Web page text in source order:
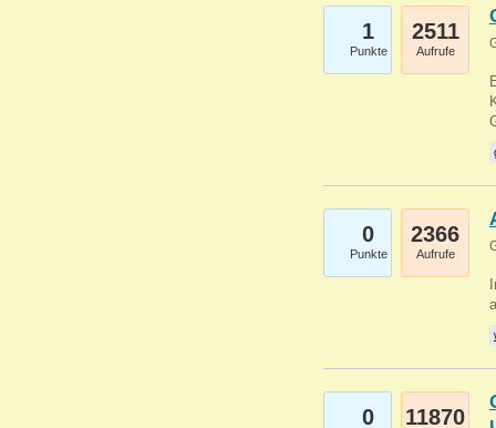
1
Punkte
2511
Aufrufe
0
Punkte
2366
Aufrufe
0 11870